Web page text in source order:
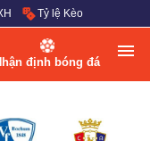
Tỷ lệ Kèo
định bóng đá